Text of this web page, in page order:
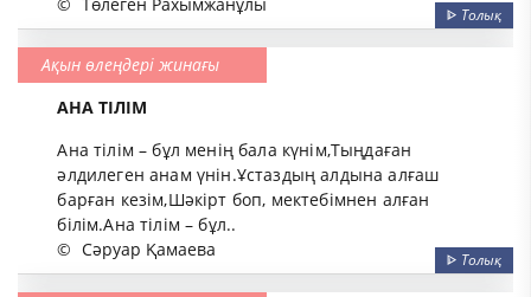
ᐈ Толық
Ақын өлеңдері жинағы
АНА ТIЛIМ
Ана тiлiм – бұл менiң бала күнiм,Тыңдаған
әлдилеген анам үнiн.Ұстаздың алдына алғаш
барған кезiм,Шәкiрт боп, мектебiмнен алған
бiлiм.Ана тiлiм – бұл..
© Сәруар Қамаева ᐈ Толық